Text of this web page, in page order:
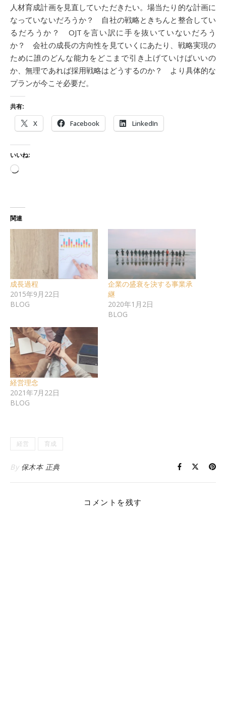
人材育成計画を見直していただきたい。場当たり的な計画に
なっていないだろうか？ 自社の戦略ときちんと整合してい
るだろうか？ OJTを言い訳に手を抜いていないだろう
か？ 会社の成長の方向性を見ていくにあたり、戦略実現の
ために誰のどんな能力をどこまで引き上げていけばいいの
か、無理であれば採用戦略はどうするのか？ より具体的な
プランが今こそ必要だ。
共有:
X Facebook LinkedIn
いいね:
読み込み中…
関連
成長過程
2015年9月22日
BLOG
企業の盛衰を決する事業承
継
2020年1月2日
BLOG
経営理念
2021年7月22日
BLOG
経営 育成
By 保木本 正典
コメントを残す